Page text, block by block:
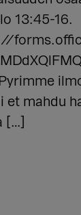
13:45-
et mahdu
[…]